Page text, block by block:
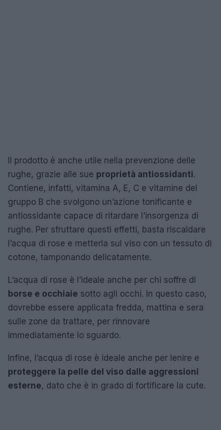
Il prodotto è anche utile nella prevenzione delle
rughe, grazie alle sue proprietà antiossidanti.
Contiene, infatti, vitamina A, E, C e vitamine del
gruppo B che svolgono un’azione tonificante e
antiossidante capace di ritardare l’insorgenza di
rughe. Per sfruttare questi effetti, basta riscaldare
l’acqua di rose e metterla sul viso con un tessuto di
cotone, tamponando delicatamente.
L’acqua di rose è l’ideale anche per chi soffre di
borse e occhiaie sotto agli occhi. In questo caso,
dovrebbe essere applicata fredda, mattina e sera
sulle zone da trattare, per rinnovare
immediatamente lo sguardo.
Infine, l’acqua di rose è ideale anche per lenire e
proteggere la pelle del viso dalle aggressioni
esterne, dato che è in grado di fortificare la cute.